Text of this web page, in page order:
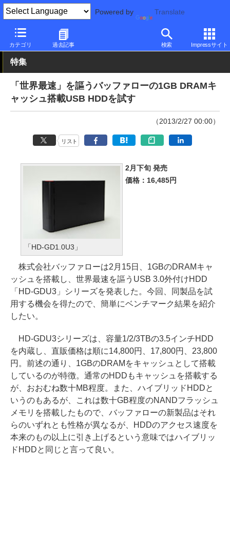
Powered by Translate
カテゴリ 過去記事 検索 Impressサイト
PC Watch 半導体/周辺機器 HDD（ハードディスク） バッファ
特集
「世界最速」を謳うバッファローの1GB DRAMキ
ャッシュ搭載USB HDDを試す
（2013/2/27 00:00）
リスト
「HD-GD1.0U3」
2月下旬 発売
価格：16,485円
株式会社バッファローは2月15日、1GBのDRAMキャ
ッシュを搭載し、世界最速を謳うUSB 3.0外付けHDD
「HD-GDU3」シリーズを発表した。今回、同製品を試
用する機会を得たので、簡単にベンチマーク結果を紹介
したい。
HD-GDU3シリーズは、容量1/2/3TBの3.5インチHDD
を内蔵し、直販価格は順に14,800円、17,800円、23,800
円。前述の通り、1GBのDRAMをキャッシュとして搭載
しているのが特徴。通常のHDDもキャッシュを搭載する
が、おおむね数十MB程度。また、ハイブリッドHDDと
いうのもあるが、これは数十GB程度のNANDフラッシュ
メモリを搭載したもので、バッファローの新製品はそれ
らのいずれとも性格が異なるが、HDDのアクセス速度を
本来のもの以上に引き上げるという意味ではハイブリッ
ドHDDと同じと言って良い。